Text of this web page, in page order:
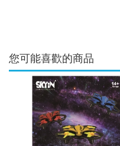
您可能喜歡的商品